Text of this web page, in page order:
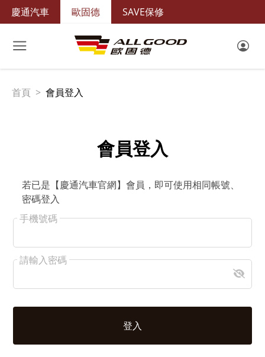
慶通汽車 歐固德 SAVE保修
首頁 會員登入
會員登入
若已是【慶通汽車官網】會員，即可使用相同帳號、
密碼登入
手機號碼
請輸入密碼